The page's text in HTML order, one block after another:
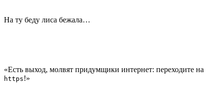
На ту беду лиса бежала…
«Есть выход, молвят придумщики интернет: переходите на
https!»